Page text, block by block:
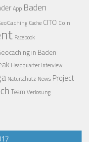
App Baden
Cache CITO Coin
Facebook
in Baden
Headquarter Interview
Naturschutz News Project
Team Verlosung